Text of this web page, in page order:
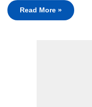
Read More »